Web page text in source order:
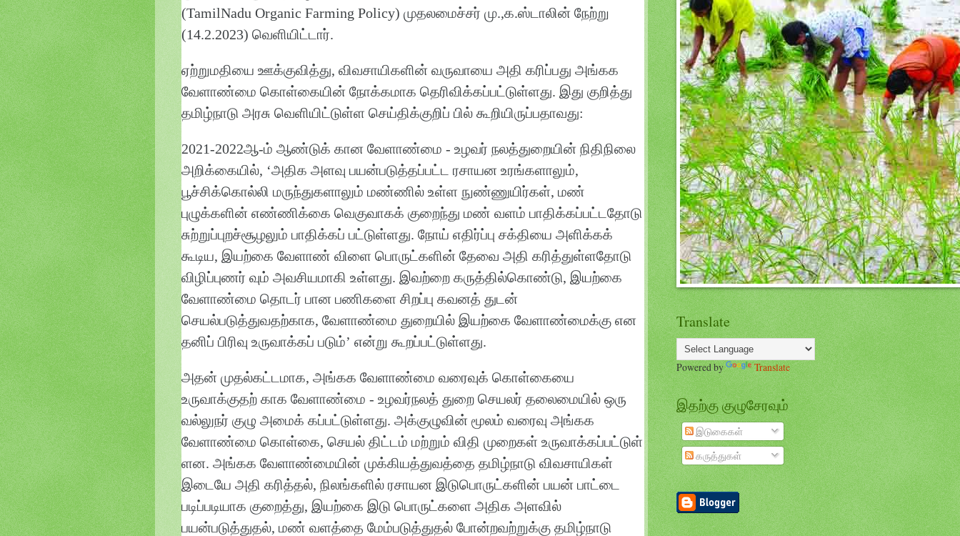
(TamilNadu Organic Farming Policy) முதலமைச்சர் மு.,க.ஸ்டாலின் நேற்று
(14.2.2023) வெளியிட்டார்.
ஏற்றுமதியை ஊக்குவித்து, விவசாயிகளின் வருவாயை அதி கரிப்பது அங்கக
வேளாண்மை கொள்கையின் நோக்கமாக தெரிவிக்கப்பட்டுள்ளது. இது குறித்து
தமிழ்நாடு அரசு வெளியிட்டுள்ள செய்திக்குறிப் பில் கூறியிருப்பதாவது:
2021-2022ஆ-ம் ஆண்டுக் கான வேளாண்மை - உழவர் நலத்துறையின் நிதிநிலை
அறிக்கையில், ‘அதிக அளவு பயன்படுத்தப்பட்ட ரசாயன உரங்களாலும்,
பூச்சிக்கொல்லி மருந்துகளாலும் மண்ணில் உள்ள நுண்ணுயிர்கள், மண்
புழுக்களின் எண்ணிக்கை வெகுவாகக் குறைந்து மண் வளம் பாதிக்கப்பட்டதோடு
சுற்றுப்புறச்சூழலும் பாதிக்கப் பட்டுள்ளது. நோய் எதிர்ப்பு சக்தியை அளிக்கக்
கூடிய, இயற்கை வேளாண் விளை பொருட்களின் தேவை அதி கரித்துள்ளதோடு
விழிப்புணர் வும் அவசியமாகி உள்ளது. இவற்றை கருத்தில்கொண்டு, இயற்கை
வேளாண்மை தொடர் பான பணிகளை சிறப்பு கவனத் துடன்
செயல்படுத்துவதற்காக, வேளாண்மை துறையில் இயற்கை வேளாண்மைக்கு என
தனிப் பிரிவு உருவாக்கப் படும்’ என்று கூறப்பட்டுள்ளது.
அதன் முதல்கட்டமாக, அங்கக வேளாண்மை வரைவுக் கொள்கையை
உருவாக்குதற் காக வேளாண்மை - உழவர்நலத் துறை செயலர் தலைமையில் ஒரு
வல்லுநர் குழு அமைக் கப்பட்டுள்ளது. அக்குழுவின் மூலம் வரைவு அங்கக
வேளாண்மை கொள்கை, செயல் திட்டம் மற்றும் விதி முறைகள் உருவாக்கப்பட்டுள்
ளன. அங்கக வேளாண்மையின் முக்கியத்துவத்தை தமிழ்நாடு விவசாயிகள்
இடையே அதி கரித்தல், நிலங்களில் ரசாயன இடுபொருட்களின் பயன் பாட்டை
படிப்படியாக குறைத்து, இயற்கை இடு பொருட்களை அதிக அளவில்
பயன்படுத்துதல், மண் வளத்தை மேம்படுத்துதல் போன்றவற்றுக்கு தமிழ்நாடு
Translate
Powered by Translate
இதற்கு குழுசேரவும்
இடுகைகள்
கருத்துகள்